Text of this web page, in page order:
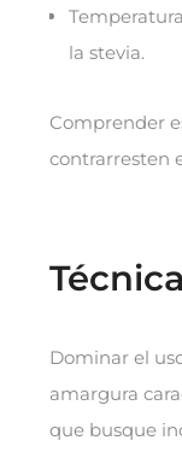
la stevia.
Comprender
contrarresten
Dominar el
amargura
que busque